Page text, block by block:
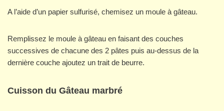
A l’aide d’un papier sulfurisé, chemisez un moule à gâteau.
Remplissez le moule à gâteau en faisant des couches
successives de chacune des 2 pâtes puis au-dessus de la
dernière couche ajoutez un trait de beurre.
Cuisson du Gâteau marbré